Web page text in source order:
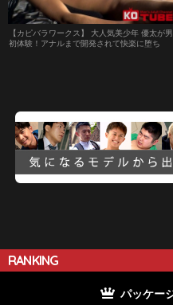
【カピバラワークス】 大人気美少年 優太が男
初体験！アナルまで開発されて快楽に堕ち
RANKING